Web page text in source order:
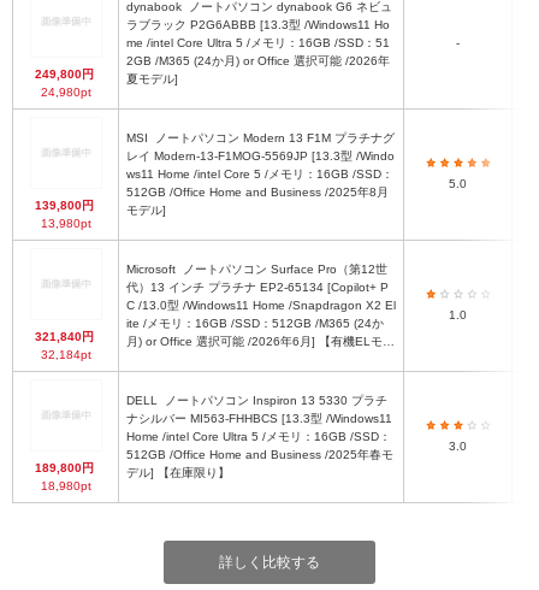
249,800円
24,980pt
dynabook
ラブラック P2G6ABBB [13.3型 /Windows11 Ho
me /intel Core Ultra 5 /メモリ：16GB /SSD：51
2GB /M365 (24か月) or Office 選択可能 /2026年
夏モデル]
-
139,800円
13,980pt
MSI
レイ Modern-13-F1MOG-5569JP [13.3型 /Windo
ws11 Home /intel Core 5 /メモリ：16GB /SSD：
512GB /Office Home and Business /2025年8月
モデル]
5.0
321,840円
32,184pt
Microsoft
代）13 インチ プラチナ EP2-65134 [Copilot+ P
C /13.0型 /Windows11 Home /Snapdragon X2 El
ite /メモリ：16GB /SSD：512GB /M365 (24か
月) or Office 選択可能 /2026年6月] 【有機ELモデ
1.0
189,800円
18,980pt
DELL
ナシルバー MI563-FHHBCS [13.3型 /Windows11
Home /intel Core Ultra 5 /メモリ：16GB /SSD：
512GB /Office Home and Business /2025年春モ
デル] 【在庫限り】
3.0
詳しく比較する